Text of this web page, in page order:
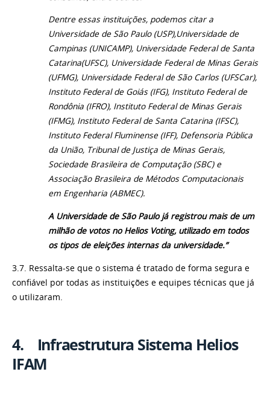
Dentre essas instituições, podemos citar a
Universidade de São Paulo (USP),Universidade de
Campinas (UNICAMP), Universidade Federal de Santa
Catarina(UFSC), Universidade Federal de Minas Gerais
(UFMG), Universidade Federal de São Carlos (UFSCar),
Instituto Federal de Goiás (IFG), Instituto Federal de
Rondônia (IFRO), Instituto Federal de Minas Gerais
(IFMG), Instituto Federal de Santa Catarina (IFSC),
Instituto Federal Fluminense (IFF), Defensoria Pública
da União, Tribunal de Justiça de Minas Gerais,
Sociedade Brasileira de Computação (SBC) e
Associação Brasileira de Métodos Computacionais
em Engenharia (ABMEC).
A Universidade de São Paulo já registrou mais de um
milhão de votos no Helios Voting, utilizado em todos
os tipos de eleições internas da universidade.”
3.7. Ressalta-se que o sistema é tratado de forma segura e
confiável por todas as instituições e equipes técnicas que já
o utilizaram.
4. Infraestrutura Sistema Helios
IFAM